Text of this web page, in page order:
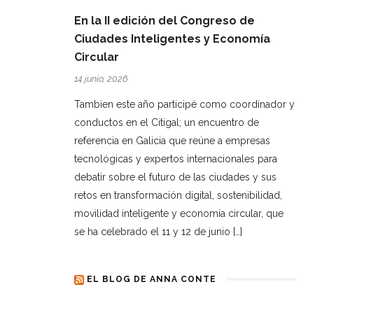
En la II edición del Congreso de
Ciudades Inteligentes y Economía
Circular
14 junio, 2026
Tambien este año participé como coordinador y
conductos en el Citigal; un encuentro de
referencia en Galicia que reúne a empresas
tecnológicas y expertos internacionales para
debatir sobre el futuro de las ciudades y sus
retos en transformación digital, sostenibilidad,
movilidad inteligente y economía circular, que
se ha celebrado el 11 y 12 de junio […]
EL BLOG DE ANNA CONTE